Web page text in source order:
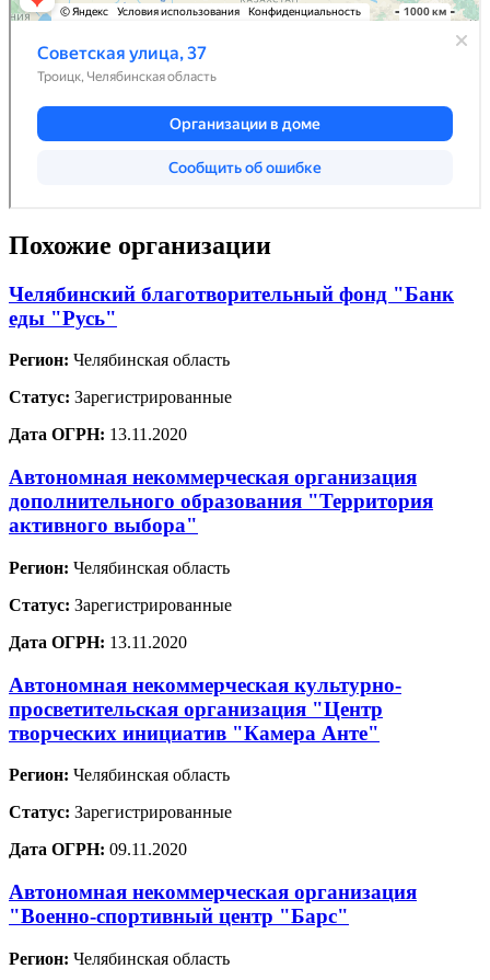
Похожие организации
Челябинский благотворительный фонд "Банк
еды "Русь"
Регион: Челябинская область
Статус: Зарегистрированные
Дата ОГРН: 13.11.2020
Автономная некоммерческая организация
дополнительного образования "Территория
активного выбора"
Регион: Челябинская область
Статус: Зарегистрированные
Дата ОГРН: 13.11.2020
Автономная некоммерческая культурно-
просветительская организация "Центр
творческих инициатив "Камера Анте"
Регион: Челябинская область
Статус: Зарегистрированные
Дата ОГРН: 09.11.2020
Автономная некоммерческая организация
"Военно-спортивный центр "Барс"
Регион: Челябинская область